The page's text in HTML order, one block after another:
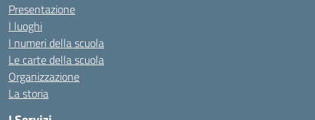
Presentazione
I luoghi
I numeri della scuola
Le carte della scuola
Organizzazione
La storia